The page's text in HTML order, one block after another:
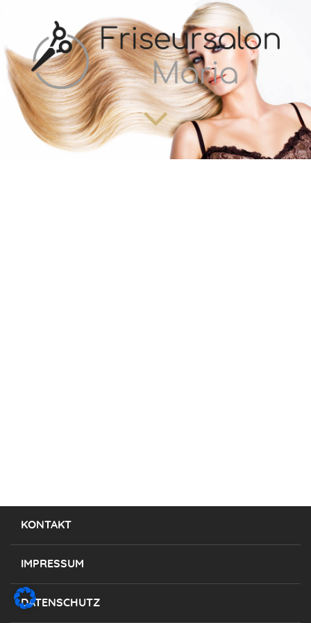
KONTAKT
IMPRESSUM
DATENSCHUTZ